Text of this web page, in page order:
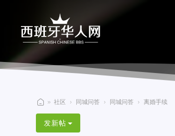
西
班
» 社区 › 同城问答 › 同城问答 › 离婚手续
发新帖